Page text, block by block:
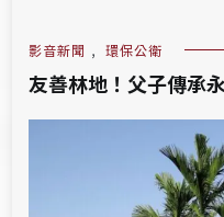
影音新聞 , 環保公衛
友善林地！父子傳承